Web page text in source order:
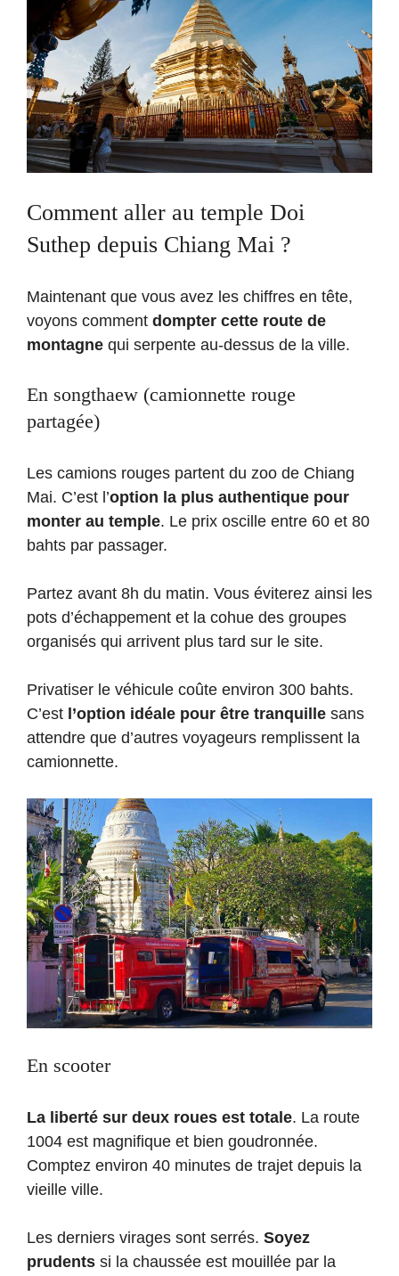
Comment aller au temple Doi
Suthep depuis Chiang Mai ?
Maintenant que vous avez les chiffres en tête,
voyons comment dompter cette route de
montagne qui serpente au-dessus de la ville.
En songthaew (camionnette rouge
partagée)
Les camions rouges partent du zoo de Chiang
Mai. C’est l’option la plus authentique pour
monter au temple. Le prix oscille entre 60 et 80
bahts par passager.
Partez avant 8h du matin. Vous éviterez ainsi les
pots d’échappement et la cohue des groupes
organisés qui arrivent plus tard sur le site.
Privatiser le véhicule coûte environ 300 bahts.
C’est l’option idéale pour être tranquille sans
attendre que d’autres voyageurs remplissent la
camionnette.
En scooter
La liberté sur deux roues est totale. La route
1004 est magnifique et bien goudronnée.
Comptez environ 40 minutes de trajet depuis la
vieille ville.
Les derniers virages sont serrés. Soyez
prudents si la chaussée est mouillée par la